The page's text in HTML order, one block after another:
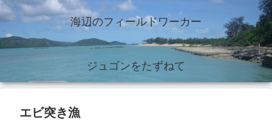
海辺のフィールドワーカー
ジュゴンをたずねて
エビ突き漁